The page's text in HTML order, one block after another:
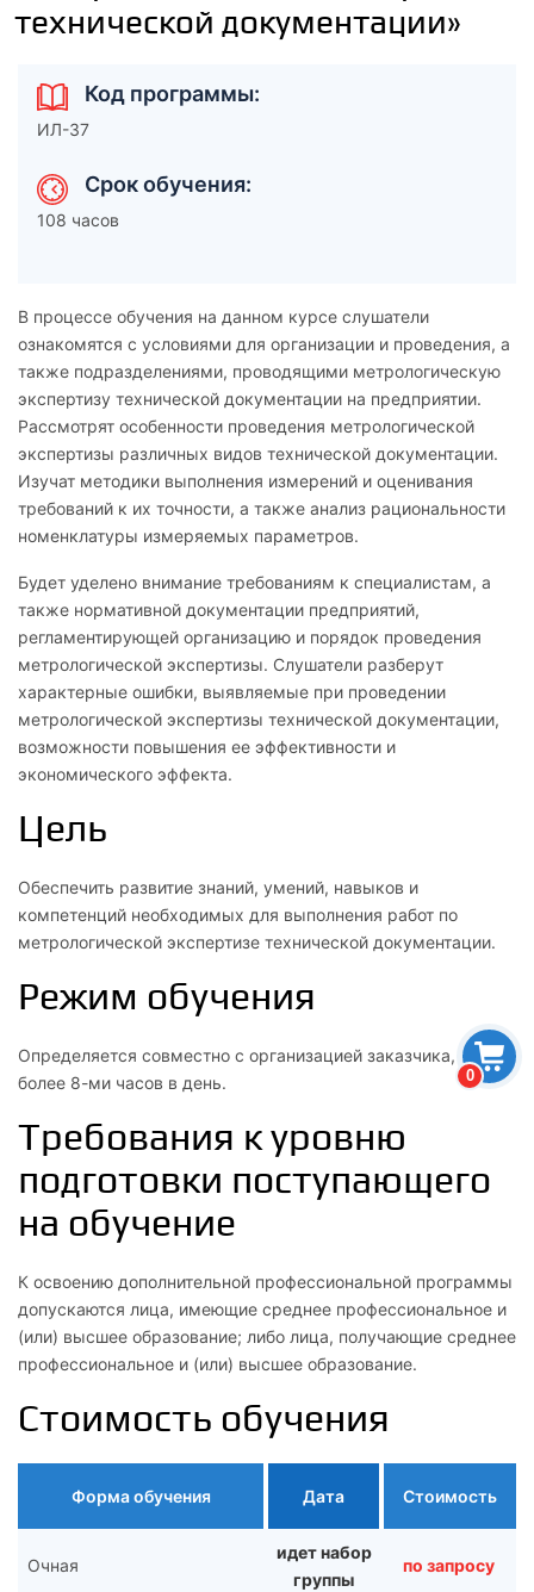
0
технической документации»
Код программы:
ИЛ-37
Срок обучения:
108 часов
В процессе обучения на данном курсе слушатели
ознакомятся с условиями для организации и проведения, а
также подразделениями, проводящими метрологическую
экспертизу технической документации на предприятии.
Рассмотрят особенности проведения метрологической
экспертизы различных видов технической документации.
Изучат методики выполнения измерений и оценивания
требований к их точности, а также анализ рациональности
номенклатуры измеряемых параметров.
Будет уделено внимание требованиям к специалистам, а
также нормативной документации предприятий,
регламентирующей организацию и порядок проведения
метрологической экспертизы. Слушатели разберут
характерные ошибки, выявляемые при проведении
метрологической экспертизы технической документации,
возможности повышения ее эффективности и
экономического эффекта.
Цель
Обеспечить развитие знаний, умений, навыков и
компетенций необходимых для выполнения работ по
метрологической экспертизе технической документации.
Режим обучения
Определяется совместно с организацией заказчика, но не
более 8-ми часов в день.
Требования к уровню
подготовки поступающего
на обучение
К освоению дополнительной профессиональной программы
допускаются лица, имеющие среднее профессиональное и
(или) высшее образование; либо лица, получающие среднее
профессиональное и (или) высшее образование.
Стоимость обучения
Форма обучения Дата Стоимость
Очная
идет набор
группы
по запросу